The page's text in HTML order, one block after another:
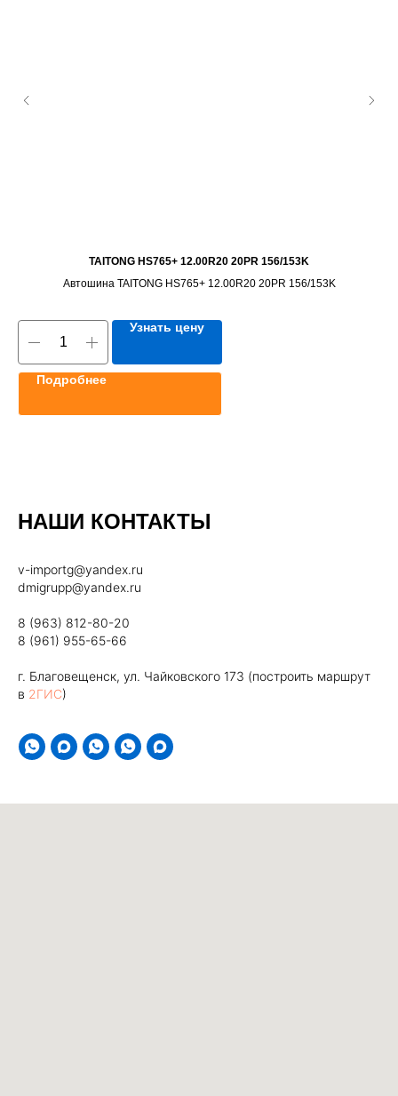
TAITONG HS765+ 12.00R20 20PR 156/153K
Автошина TAITONG HS765+ 12.00R20 20PR 156/153K
Узнать цену
Подробнее
НАШИ КОНТАКТЫ
v-importg@yandex.ru
dmigrupp@yandex.ru
8 (963) 812-80-20
8 (961) 955-65-66
г. Благовещенск, ул. Чайковского 173 (построить маршрут
в 2ГИС)